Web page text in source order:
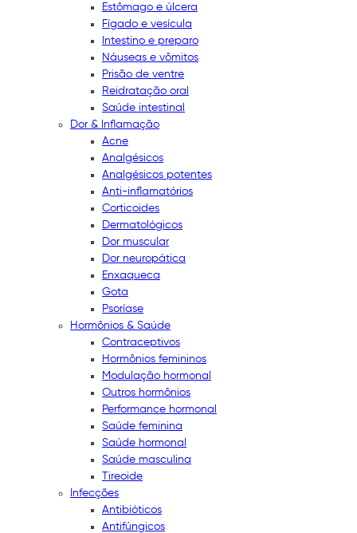
Estômago e úlcera
Fígado e vesícula
Intestino e preparo
Náuseas e vômitos
Prisão de ventre
Reidratação oral
Saúde intestinal
Dor & Inflamação
Acne
Analgésicos
Analgésicos potentes
Anti-inflamatórios
Corticoides
Dermatológicos
Dor muscular
Dor neuropática
Enxaqueca
Gota
Psoríase
Hormônios & Saúde
Contraceptivos
Hormônios femininos
Modulação hormonal
Outros hormônios
Performance hormonal
Saúde feminina
Saúde hormonal
Saúde masculina
Tireoide
Infecções
Antibióticos
Antifúngicos